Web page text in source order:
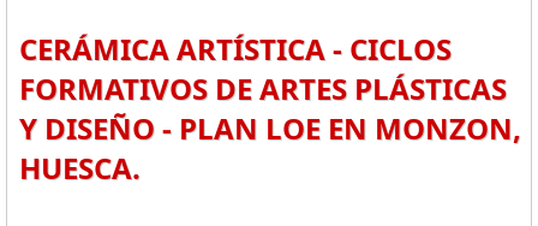
CERÁMICA ARTÍSTICA - CICLOS
FORMATIVOS DE ARTES PLÁSTICAS
Y DISEÑO - PLAN LOE EN MONZON,
HUESCA.